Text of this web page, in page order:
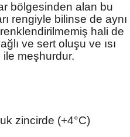
bölgesinden alan bu
rengiyle bilinse de aynı
hali de
ve sert oluşu ve ısı
meşhurdur.
zincirde (+4°C)